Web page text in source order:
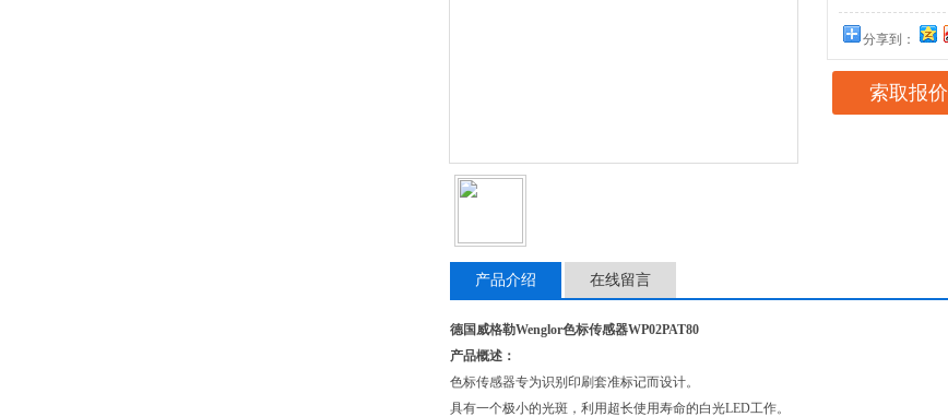
分享到：
索取报价
产品介绍 在线留言
德国威格勒Wenglor色标传感器WP02PAT80
产品概述：
色标传感器专为识别印刷套准标记而设计。
具有一个极小的光斑，利用超长使用寿命的白光LED工作。